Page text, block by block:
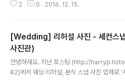
방문하여 본식 상담 및 음식 시식을 한 얘기를
먼저 하였고, 그 이후에 본식 진행과 관련된 여
정하였습니다. 상담 이후에는 식사 시식을 했습
는 식사 부페+BBQ로 결정 하였는데, 시식은
했을 때의 식사로 하게 됩니다. 시식 후 자리 배
식장을 한번 둘러보았습니다. 자세한 후기는 이
2 0 2016. 12. 15.
[Wedding] 리허설 사진 - 세컨스
사진관)
안녕하세요. 지난 포스팅 (http://
82)에서 웨딩 리허설, 본식 스냅 사진 업체로 '